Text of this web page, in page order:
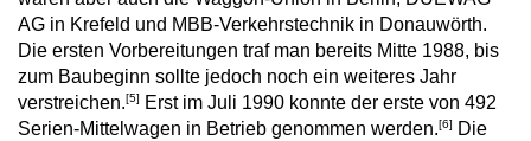
AG in Krefeld und MBB-Verkehrstechnik in Donauwörth.
Die ersten Vorbereitungen traf man bereits Mitte 1988, bis
zum Baubeginn sollte jedoch noch ein weiteres Jahr
verstreichen.[5]
Erst im Juli 1990 konnte der erste von 492
Serien-Mittelwagen in Betrieb genommen werden.[6]
Die